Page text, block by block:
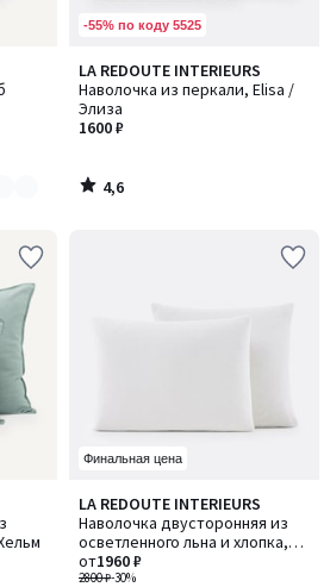
-55% по коду 5525
LA REDOUTE INTERIEURS
Наволочка из перкали, Elisa /
Элиза
1600 ₽
4,6
/ 5
4,6
/
Финальная цена
LA REDOUTE INTERIEURS
Наволочка двусторонняя из
осветленного льна и хлопка,
Annaba / Аннаба
2800 ₽-30%
от1960 ₽
4,3
/ 5
Количество
цветов:
2